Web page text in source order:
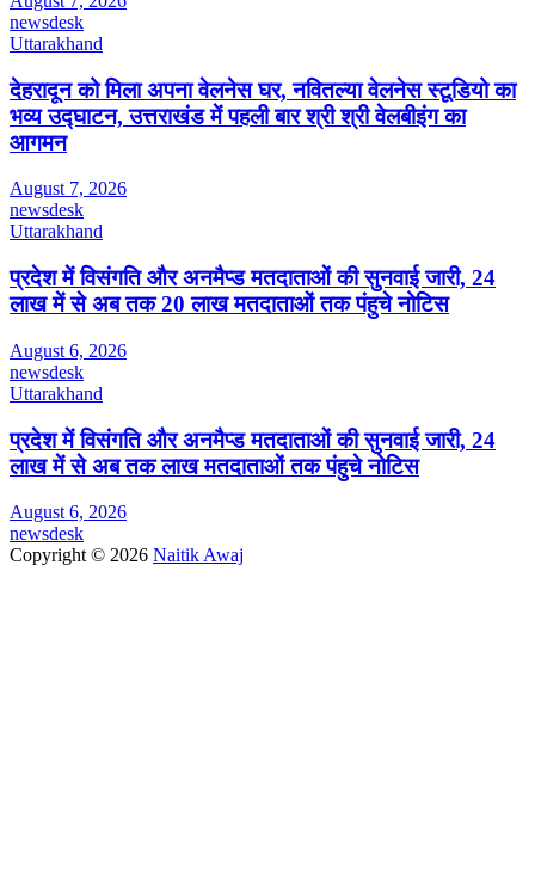
newsdesk
Uttarakhand
देहरादून को मिला अपना वेलनेस घर, नवितल्या वेलनेस स्टूडियो का
भव्य उद्घाटन, उत्तराखंड में पहली बार श्री श्री वेलबीइंग का
आगमन
August 7, 2026
newsdesk
Uttarakhand
प्रदेश में विसंगति और अनमैप्ड मतदाताओं की सुनवाई जारी, 24
लाख में से अब तक 20 लाख मतदाताओं तक पंहुचे नोटिस
August 6, 2026
newsdesk
Uttarakhand
प्रदेश में विसंगति और अनमैप्ड मतदाताओं की सुनवाई जारी, 24
लाख में से अब तक लाख मतदाताओं तक पंहुचे नोटिस
August 6, 2026
newsdesk
Copyright © 2026 Naitik Awaj